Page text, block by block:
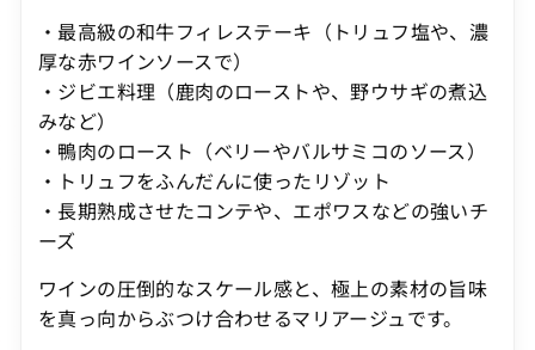
・最高級の和牛フィレステーキ（トリュフ塩や、濃
厚な赤ワインソースで）
・ジビエ料理（鹿肉のローストや、野ウサギの煮込
みなど）
・鴨肉のロースト（ベリーやバルサミコのソース）
・トリュフをふんだんに使ったリゾット
・長期熟成させたコンテや、エポワスなどの強いチ
ーズ
ワインの圧倒的なスケール感と、極上の素材の旨味
を真っ向からぶつけ合わせるマリアージュです。